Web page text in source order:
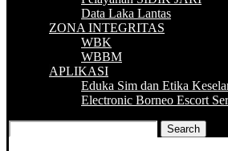
Data Laka Lantas
ZONA INTEGRITAS
WBK
WBBM
APLIKASI
Eduka Sim dan Etika
Electronic Borneo Escort